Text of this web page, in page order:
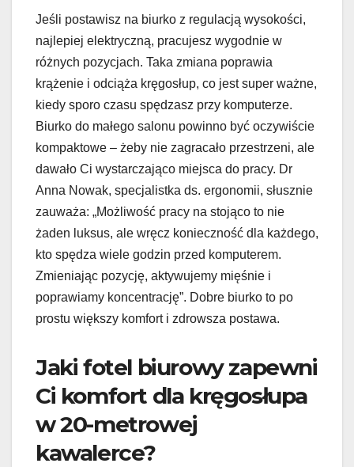
Jeśli postawisz na biurko z regulacją wysokości,
najlepiej elektryczną, pracujesz wygodnie w
różnych pozycjach. Taka zmiana poprawia
krążenie i odciąża kręgosłup, co jest super ważne,
kiedy sporo czasu spędzasz przy komputerze.
Biurko do małego salonu powinno być oczywiście
kompaktowe – żeby nie zagracało przestrzeni, ale
dawało Ci wystarczająco miejsca do pracy. Dr
Anna Nowak, specjalistka ds. ergonomii, słusznie
zauważa: „Możliwość pracy na stojąco to nie
żaden luksus, ale wręcz konieczność dla każdego,
kto spędza wiele godzin przed komputerem.
Zmieniając pozycję, aktywujemy mięśnie i
poprawiamy koncentrację”. Dobre biurko to po
prostu większy komfort i zdrowsza postawa.
Jaki fotel biurowy zapewni
Ci komfort dla kręgosłupa
w 20-metrowej
kawalerce?